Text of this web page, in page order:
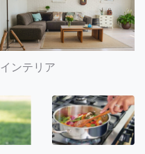
インテリア